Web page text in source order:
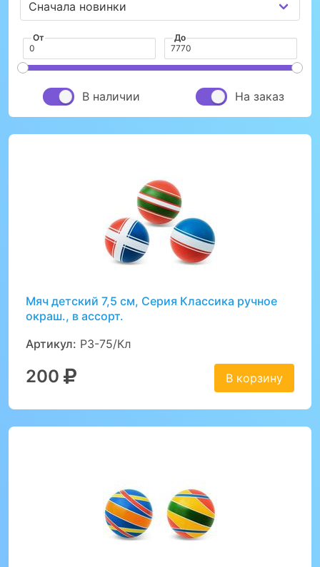
От До
В наличии На заказ
Мяч детский 7,5 см, Серия Классика ручное
окраш., в ассорт.
Артикул: Р3-75/Кл
200 В корзину